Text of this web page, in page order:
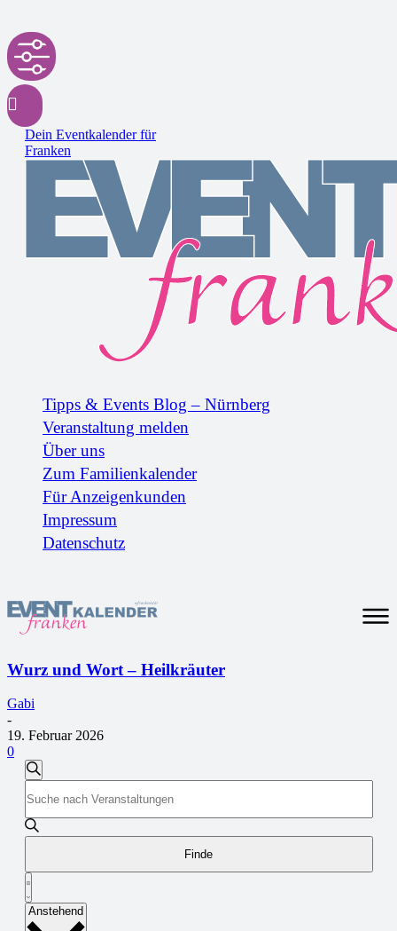
Dein Eventkalender für
Franken
Tipps & Events Blog – Nürnberg
Veranstaltung melden
Über uns
Zum Familienkalender
Für Anzeigenkunden
Impressum
Datenschutz
Wurz und Wort – Heilkräuter
Gabi
-
19. Februar 2026
0
Veranstaltungen
Suche
und
Ansichten,
Navigation
Suche
Schlüsselwort
eingeben.
Suche
Veranstaltungen
Schlüsselwort.
Finde
Veranstaltung
Ansichten-
Navigation
Summary
Anstehend Select